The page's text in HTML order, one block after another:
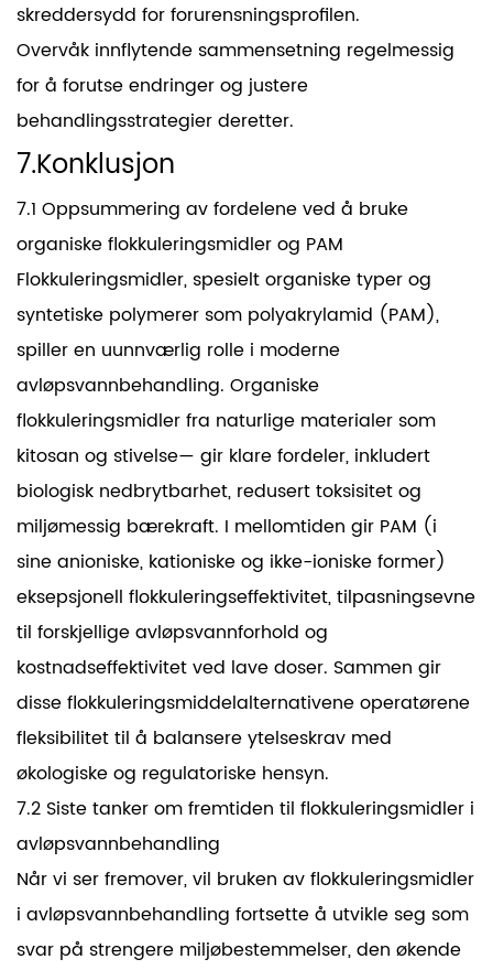
skreddersydd for forurensningsprofilen.
Overvåk innflytende sammensetning regelmessig
for å forutse endringer og justere
behandlingsstrategier deretter.
7.Konklusjon
7.1 Oppsummering av fordelene ved å bruke
organiske flokkuleringsmidler og PAM
Flokkuleringsmidler, spesielt organiske typer og
syntetiske polymerer som polyakrylamid (PAM),
spiller en uunnværlig rolle i moderne
avløpsvannbehandling. Organiske
flokkuleringsmidler fra naturlige materialer som
kitosan og stivelse— gir klare fordeler, inkludert
biologisk nedbrytbarhet, redusert toksisitet og
miljømessig bærekraft. I mellomtiden gir PAM (i
sine anioniske, kationiske og ikke-ioniske former)
eksepsjonell flokkuleringseffektivitet, tilpasningsevne
til forskjellige avløpsvannforhold og
kostnadseffektivitet ved lave doser. Sammen gir
disse flokkuleringsmiddelalternativene operatørene
fleksibilitet til å balansere ytelseskrav med
økologiske og regulatoriske hensyn.
7.2 Siste tanker om fremtiden til flokkuleringsmidler i
avløpsvannbehandling
Når vi ser fremover, vil bruken av flokkuleringsmidler
i avløpsvannbehandling fortsette å utvikle seg som
svar på strengere miljøbestemmelser, den økende